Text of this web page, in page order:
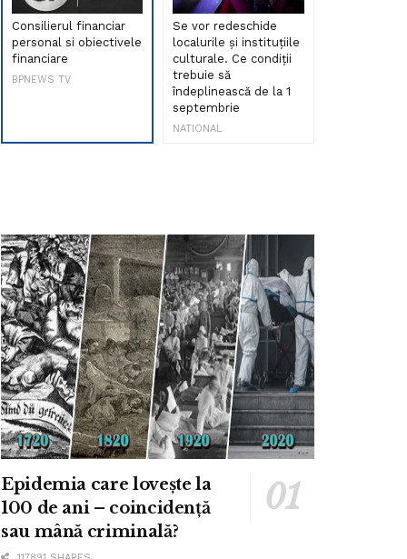
Consilierul financiar
personal si obiectivele
financiare
BPNEWS TV
Se vor redeschide
localurile și instituțiile
culturale. Ce condiții
trebuie să
îndeplinească de la 1
septembrie
NATIONAL
Epidemia care lovește la
100 de ani – coincidență
sau mână criminală?